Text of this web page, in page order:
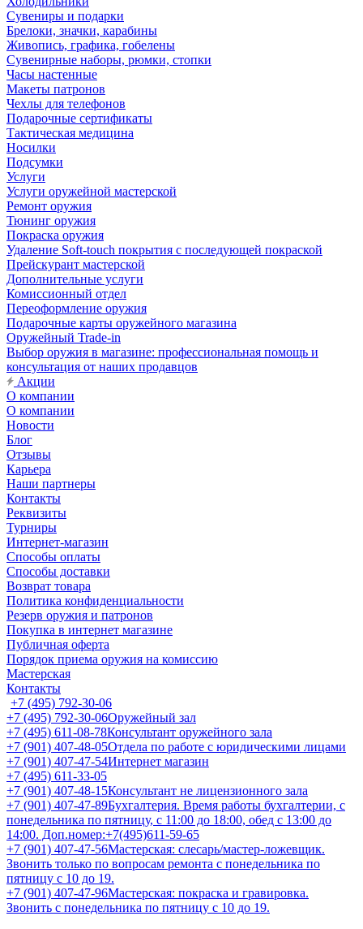
Сувениры и подарки
Брелоки, значки, карабины
Живопись, графика, гобелены
Сувенирные наборы, рюмки, стопки
Часы настенные
Макеты патронов
Чехлы для телефонов
Подарочные сертификаты
Тактическая медицина
Носилки
Подсумки
Услуги
Услуги оружейной мастерской
Ремонт оружия
Тюнинг оружия
Покраска оружия
Удаление Soft-touch покрытия с последующей покраской
Прейскурант мастерской
Дополнительные услуги
Комиссионный отдел
Переоформление оружия
Подарочные карты оружейного магазина
Оружейный Trade-in
Выбор оружия в магазине: профессиональная помощь и
консультация от наших продавцов
Акции
О компании
О компании
Новости
Блог
Отзывы
Карьера
Наши партнеры
Контакты
Реквизиты
Турниры
Интернет-магазин
Способы оплаты
Способы доставки
Возврат товара
Политика конфиденциальности
Резерв оружия и патронов
Покупка в интернет магазине
Публичная оферта
Порядок приема оружия на комиссию
Мастерская
Контакты
+7 (495) 792-30-06
+7 (495) 792-30-06Оружейный зал
+7 (495) 611-08-78Консультант оружейного зала
+7 (901) 407-48-05Отдела по работе с юридическими лицами
+7 (901) 407-47-54Интернет магазин
+7 (495) 611-33-05
+7 (901) 407-48-15Консультант не лицензионного зала
+7 (901) 407-47-89Бухгалтерия. Время работы бухгалтерии, с
понедельника по пятницу, с 11:00 до 18:00, обед с 13:00 до
14:00. Доп.номер:+7(495)611-59-65
+7 (901) 407-47-56Мастерская: слесарь/мастер-ложевщик.
Звонить только по вопросам ремонта с понедельника по
пятницу с 10 до 19.
+7 (901) 407-47-96Мастерская: покраска и гравировка.
Звонить с понедельника по пятницу с 10 до 19.